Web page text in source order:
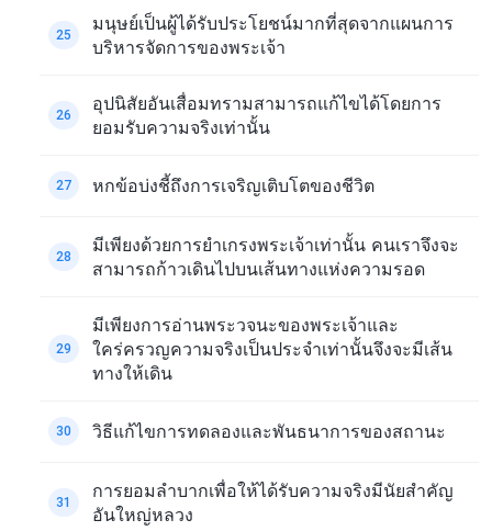
25
มนุษย์เป็นผู้ได้รับประโยชน์มากที่สุดจากแผนการ
บริหารจัดการของพระเจ้า
26
อุปนิสัยอันเสื่อมทรามสามารถแก้ไขได้โดยการ
ยอมรับความจริงเท่านั้น
27 หกข้อบ่งชี้ถึงการเจริญเติบโตของชีวิต
28
มีเพียงด้วยการยำเกรงพระเจ้าเท่านั้น คนเราจึงจะ
สามารถก้าวเดินไปบนเส้นทางแห่งความรอด
29
มีเพียงการอ่านพระวจนะของพระเจ้าและ
ใคร่ครวญความจริงเป็นประจำเท่านั้นจึงจะมีเส้น
ทางให้เดิน
30 วิธีแก้ไขการทดลองและพันธนาการของสถานะ
31
การยอมลำบากเพื่อให้ได้รับความจริงมีนัยสำคัญ
อันใหญ่หลวง